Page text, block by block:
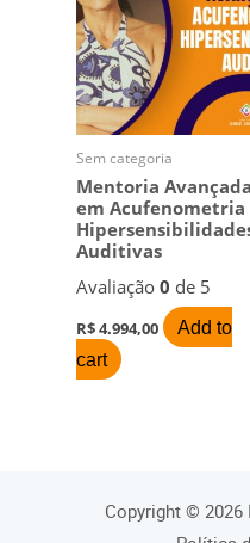
Sem categoria
Mentoria Avançada
em Acufenometria
Auditivas
Avaliação 0 de 5
R$4.994,00
Add to
cart
Copyright © 2026